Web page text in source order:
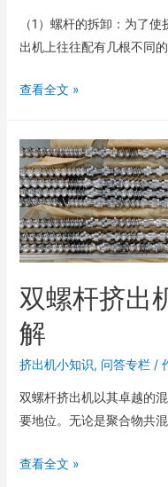
（1）螺杆的拆卸：为了
出机上往往配有几根不同
查看全文 »
双螺杆挤出
解
挤出机小知识, 问答专栏/
双螺杆挤出机以其卓越的
要地位。无论是聚合物共
查看全文 »